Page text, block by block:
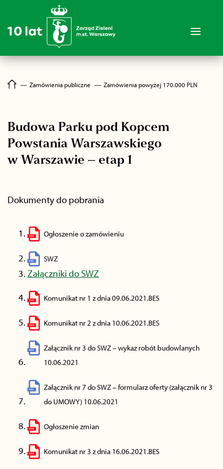
― Zamówienia publiczne ― Zamówienia powyżej 170.000 PLN
Budowa Parku pod Kopcem
Powstania Warszawskiego
w Warszawie – etap 1
Dokumenty do pobrania
Ogłoszenie o zamówieniu
SWZ
Załączniki do SWZ
Komunikat nr 1 z dnia 09.06.2021.BES
Komunikat nr 2 z dnia 10.06.2021.BES
Załącznik nr 3 do SWZ – wykaz robót budowlanych
10.06.2021
Załącznik nr 7 do SWZ – formularz oferty (załącznik nr 3
do UMOWY) 10.06.2021
Ogłoszenie zmian
Komunikat nr 3 z dnia 16.06.2021.BES